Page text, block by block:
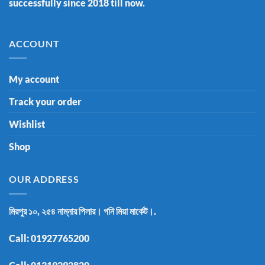
successfully since 2018 till now.
ACCOUNT
My account
Track your order
Wishlist
Shop
OUR ADDRESS
মিরপুর ১০, ২৫৪ নাম্নার পিলার। গনি মিয়া মার্কেট।.
Call:01927765200